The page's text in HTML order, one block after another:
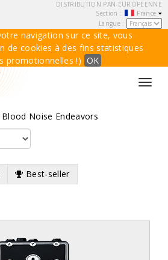
DISTRIBUTION PAN-EUROPEENNE
Section :
France
Langue :
navigation sur ce site, vous
de cookies à des fins statistiques
promotionnelles !) OK
Blood Noise Endeavors
Best-seller